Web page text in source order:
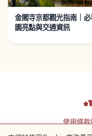
金閣寺京都觀光指南｜
園亮點與交通資訊
使用條款